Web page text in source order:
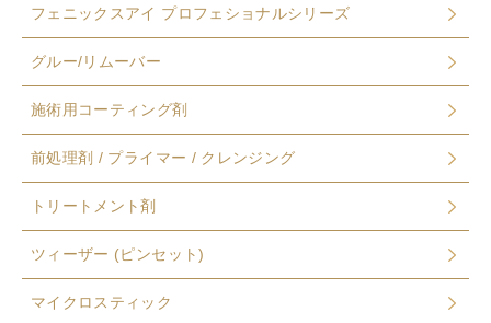
フェニックスアイ プロフェショナルシリーズ
グルー/リムーバー
施術用コーティング剤
前処理剤 / プライマー / クレンジング
トリートメント剤
ツィーザー (ピンセット)
マイクロスティック